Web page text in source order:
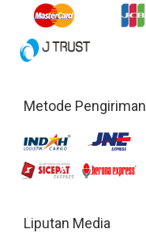
Metode Pengiriman
Liputan Media